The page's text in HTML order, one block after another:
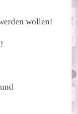
wollen!